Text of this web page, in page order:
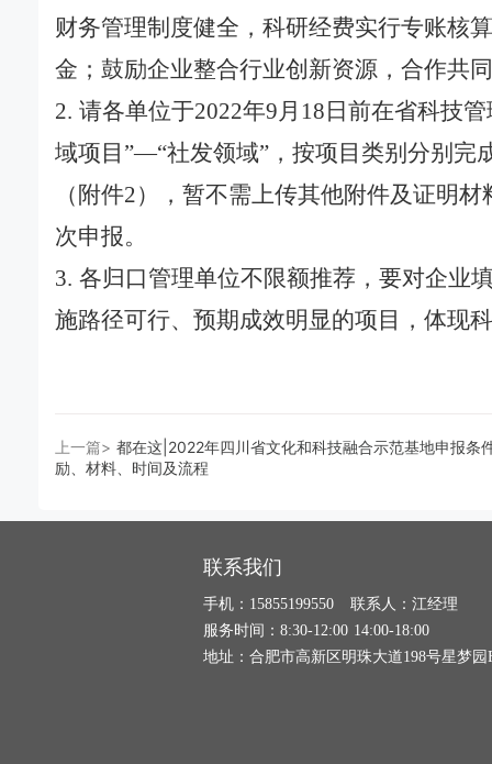
财务管理制度健全，科研经费实行专账核
金；鼓励企业整合行业创新资源，合作共
2. 请各单位于2022年9月18日前在省科技
域项目”—“社发领域”，按项目类别分别完
（附件2），暂不需上传其他附件及证明
次申报。
3. 各归口管理单位不限额推荐，要对企业
施路径可行、预期成效明显的项目，体现
上一篇> 都在这|2022年四川省文化和科技融合示范基地申报条
励、材料、时间及流程
联系我们
手机：15855199550 联系人：江经理
服务时间：8:30-12:00 14:00-18:00
地址：合肥市高新区明珠大道198号星梦园